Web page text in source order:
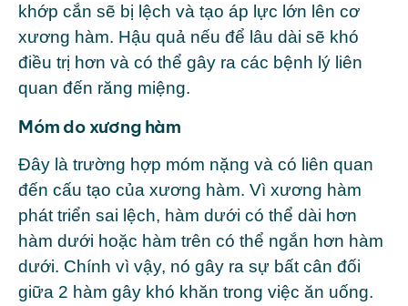
khớp cắn sẽ bị lệch và tạo áp lực lớn lên cơ
xương hàm. Hậu quả nếu để lâu dài sẽ khó
điều trị hơn và có thể gây ra các bệnh lý liên
quan đến răng miệng.
Móm do xương hàm
Đây là trường hợp móm nặng và có liên quan
đến cấu tạo của xương hàm. Vì xương hàm
phát triển sai lệch, hàm dưới có thể dài hơn
hàm dưới hoặc hàm trên có thể ngắn hơn hàm
dưới. Chính vì vậy, nó gây ra sự bất cân đối
giữa 2 hàm gây khó khăn trong việc ăn uống.